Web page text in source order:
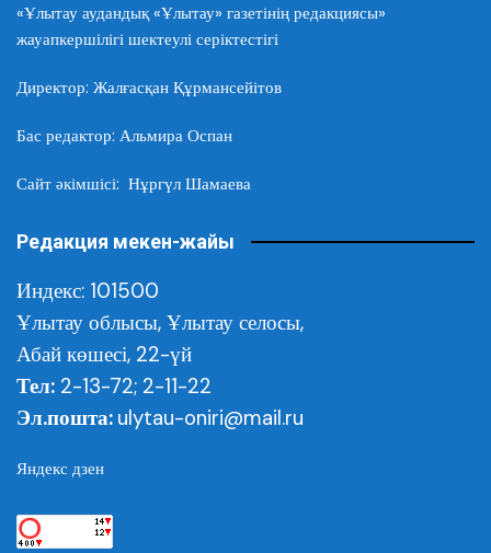
«Ұлытау аудандық «Ұлытау» газетінің редакциясы»
жауапкершілігі шектеулі серіктестігі
Директор: Жалғасқан Құрмансейітов
Бас редактор: Альмира Оспан
Сайт әкімшісі: Нұргүл Шамаева
Редакция мекен-жайы
Индекс: 101500
Ұлытау облысы, Ұлытау селосы,
Абай көшесі, 22-үй
Тел: 2-13-72; 2-11-22
Эл.пошта: ulytau-oniri@mail.ru
Яндекс дзен